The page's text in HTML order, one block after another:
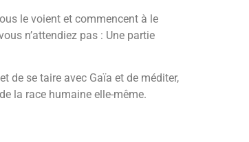
le voient et commencent à le
n’attendiez pas : Une partie
de se taire avec Gaïa et de méditer,
la race humaine elle-même.